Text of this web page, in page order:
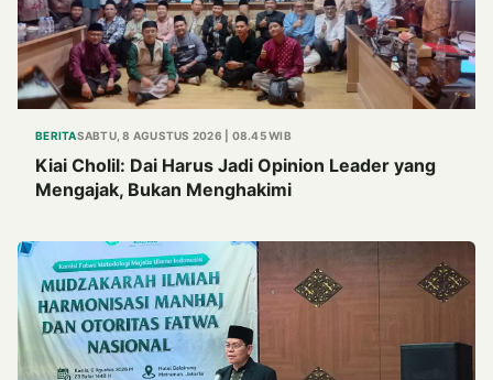
BERITASABTU, 8 AGUSTUS 2026 | 08.45 WIB
Kiai Cholil: Dai Harus Jadi Opinion Leader yang
Mengajak, Bukan Menghakimi